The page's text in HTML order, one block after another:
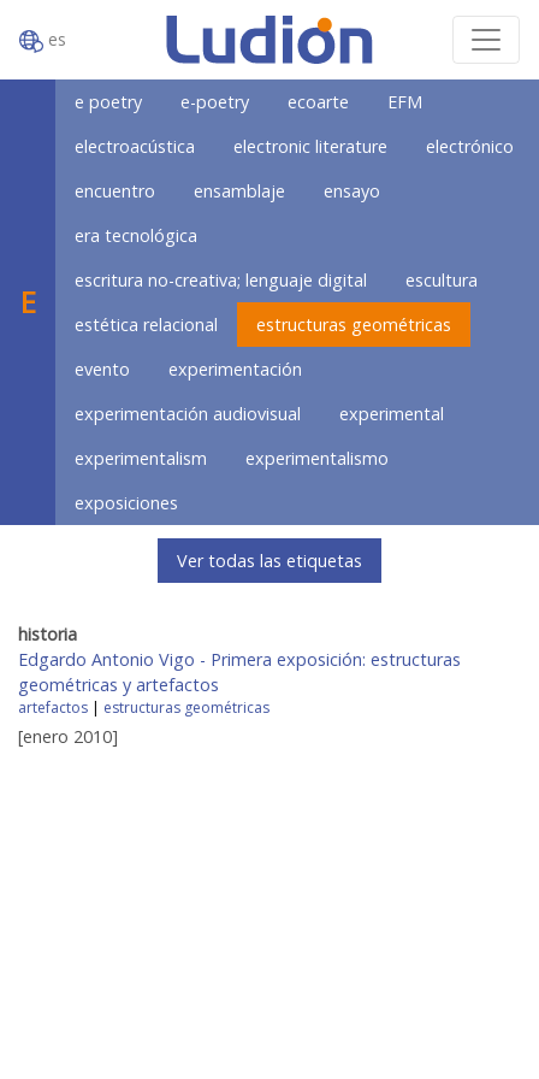
es
E
e poetry e-poetry ecoarte
EFM
electroacústica
electronic literature
electrónico
encuentro
ensamblaje
ensayo
era tecnológica
escritura no-creativa; lenguaje digital
escultura
estética relacional
estructuras geométricas
evento
experimentación
experimentación audiovisual
experimental
experimentalism
experimentalismo
exposiciones
Ver todas las etiquetas
historia
Edgardo Antonio Vigo - Primera exposición: estructuras
geométricas y artefactos
artefactos | estructuras geométricas
[enero 2010]